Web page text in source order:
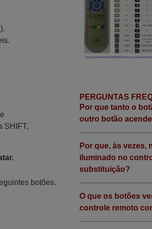
SHIFT,
botões.
PERGUNTAS
Por que tanto o
outro botão
Por que, às vezes,
iluminado no
substituição?
O que os botões
controle remoto